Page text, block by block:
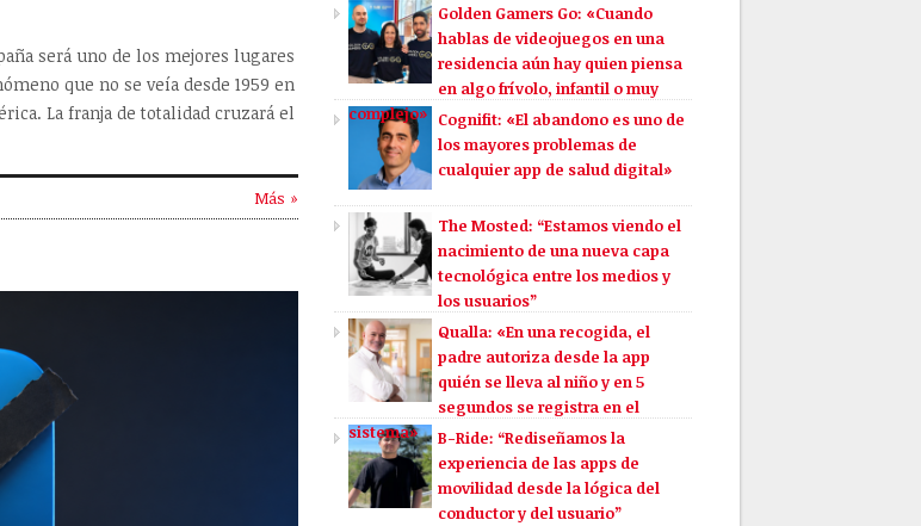
será uno de los mejores lugares
que no se veía desde 1959 en
La franja de totalidad cruzará el
Más »
Golden Gamers Go: «Cuando
hablas de videojuegos en una
residencia aún hay quien piensa
en algo frívolo, infantil o muy
complejo» Cognifit: «El abandono es uno de
los mayores problemas de
cualquier app de salud digital»
The Mosted: “Estamos viendo el
nacimiento de una nueva capa
tecnológica entre los medios y
los usuarios”
Qualla: «En una recogida, el
padre autoriza desde la app
quién se lleva al niño y en 5
segundos se registra en el
sistema»
B-Ride: “Rediseñamos la
experiencia de las apps de
movilidad desde la lógica del
conductor y del usuario”